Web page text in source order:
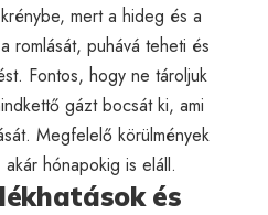
mert a hideg és a
romlását, puhává teheti és
Fontos, hogy ne tároljuk
gázt bocsát ki, ami
Megfelelő körülmények
hónapokig is eláll.
és